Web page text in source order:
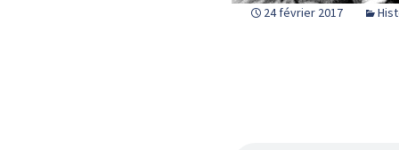
24 février 2017